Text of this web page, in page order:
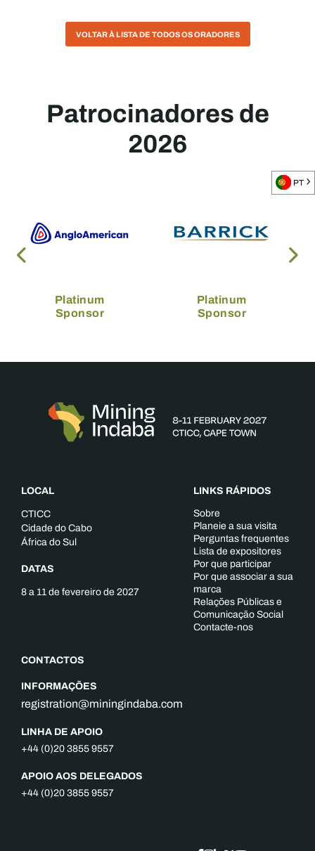
VOLTAR À LISTA DE TODOS OS ORADORES
Patrocinadores de
2026
Platinum
Sponsor
Platinum
Sponsor
LOCAL
CTICC
Cidade do Cabo
África do Sul
DATAS
8 a 11 de fevereiro de 2027
CONTACTOS
INFORMAÇÕES
registration@miningindaba.com
LINHA DE APOIO
+44 (0)20 3855 9557
APOIO AOS DELEGADOS
+44 (0)20 3855 9557
LINKS RÁPIDOS
Sobre
Planeie a sua visita
Perguntas frequentes
Lista de expositores
Por que participar
Por que associar a sua
marca
Relações Públicas e
Comunicação Social
Contacte-nos
PT